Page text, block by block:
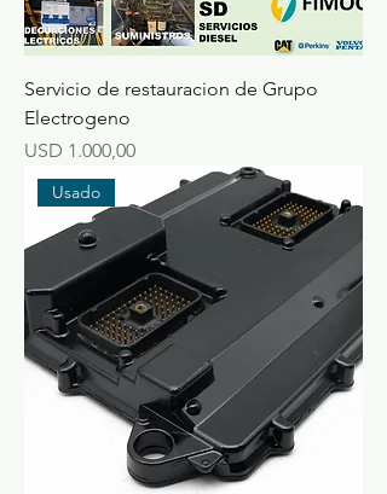
Servicio de restauracion de Grupo
Electrogeno
Precio
USD 1.000,00
Usado